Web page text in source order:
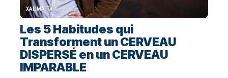
XALIMA TV
Les 5 Habitudes qui
Transforment un CERVEAU
DISPERSÉ en un CERVEAU
IMPARABLE